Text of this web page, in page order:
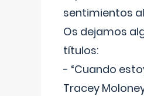
sentimientos
Os dejamos
títulos:
- “Cuando
Tracey